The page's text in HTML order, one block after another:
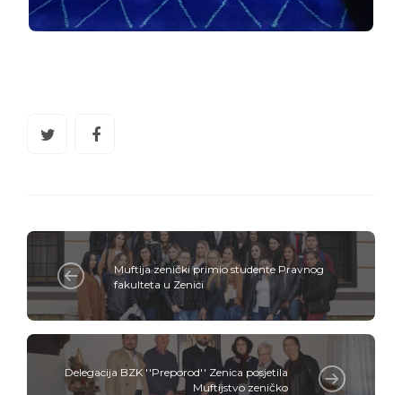
Muftija zenički primio studente Pravnog
fakulteta u Zenici
Delegacija BZK ''Preporod'' Zenica posjetila
Muftijstvo zeničko